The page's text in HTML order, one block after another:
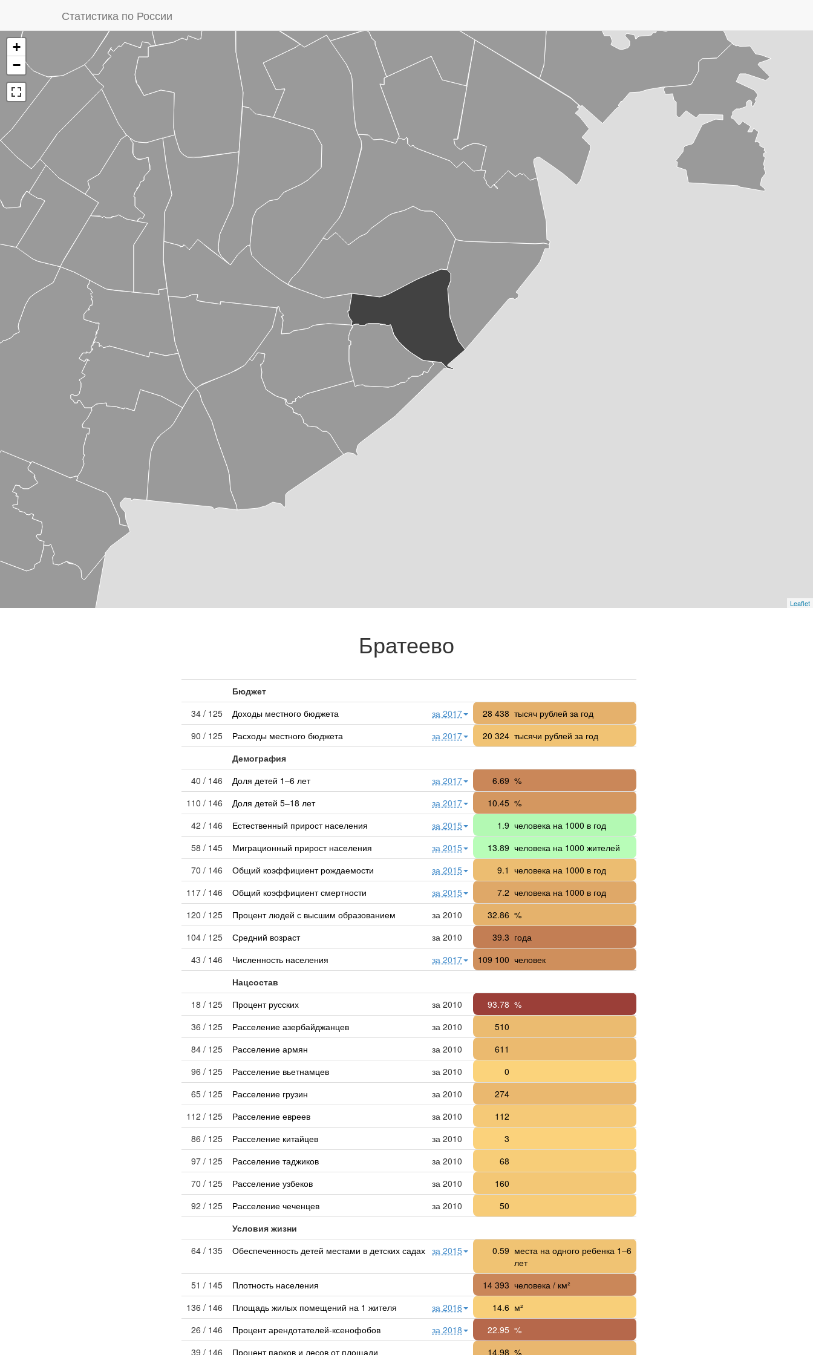
Статистика по России
+
−
Leaflet
Братеево
Бюджет
34 / 125
Доходы местного бюджета за 2017 28 438 тысяч рублей за год
90 / 125
Расходы местного бюджета за 2017 20 324 тысячи рублей за год
Демография
40 / 146
Доля детей 1–6 лет за 2017 6.69 %
110 / 146
Доля детей 5–18 лет за 2017 10.45 %
42 / 146
Естественный прирост населения за 2015 1.9 человека на 1000 в год
58 / 145
Миграционный прирост населения за 2015 13.89 человека на 1000 жителей
70 / 146
Общий коэффициент рождаемости за 2015 9.1 человека на 1000 в год
117 / 146
Общий коэффициент смертности за 2015 7.2 человека на 1000 в год
120 / 125
Процент людей с высшим образованием за 2010 32.86 %
104 / 125
Средний возраст за 2010 39.3 года
43 / 146
Численность населения за 2017 109 100 человек
Нацсостав
18 / 125
Процент русских за 2010 93.78 %
36 / 125
Расселение азербайджанцев за 2010
510
84 / 125
Расселение армян за 2010
611
96 / 125
Расселение вьетнамцев за 2010
0
65 / 125
Расселение грузин за 2010
274
112 / 125
Расселение евреев за 2010
112
86 / 125
Расселение китайцев за 2010
3
97 / 125
Расселение таджиков за 2010
68
70 / 125
Расселение узбеков за 2010
160
92 / 125
Расселение чеченцев за 2010
50
Условия жизни
64 / 135
Обеспеченность детей местами в детских садах за 2015 0.59 места на одного ребенка 1–6
лет
51 / 145
Плотность населения 14 393 человека / км²
136 / 146
Площадь жилых помещений на 1 жителя за 2016 14.6 м²
26 / 146
Процент арендотателей-ксенофобов за 2018 22.95 %
39 / 146
Процент парков и лесов от площади 14.98 %